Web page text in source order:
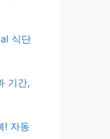
식단
기간,
! 자동